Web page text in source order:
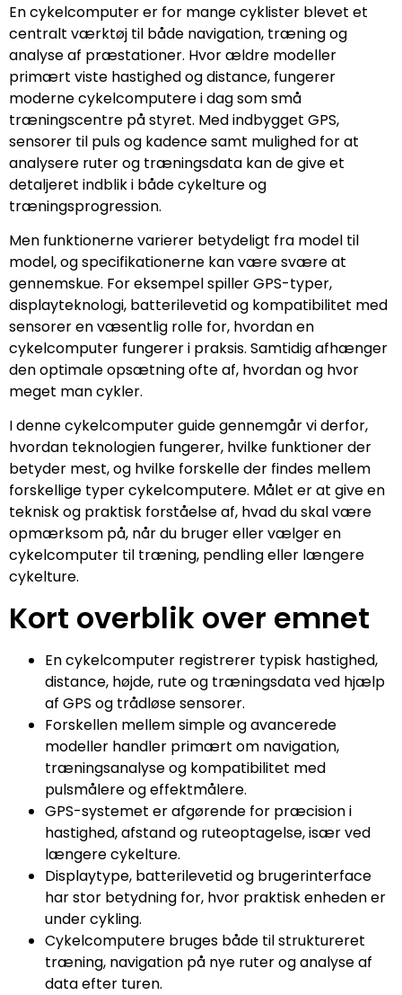
En cykelcomputer er for mange cyklister blevet et
centralt værktøj til både navigation, træning og
analyse af præstationer. Hvor ældre modeller
primært viste hastighed og distance, fungerer
moderne cykelcomputere i dag som små
træningscentre på styret. Med indbygget GPS,
sensorer til puls og kadence samt mulighed for at
analysere ruter og træningsdata kan de give et
detaljeret indblik i både cykelture og
træningsprogression.
Men funktionerne varierer betydeligt fra model til
model, og specifikationerne kan være svære at
gennemskue. For eksempel spiller GPS-typer,
displayteknologi, batterilevetid og kompatibilitet med
sensorer en væsentlig rolle for, hvordan en
cykelcomputer fungerer i praksis. Samtidig afhænger
den optimale opsætning ofte af, hvordan og hvor
meget man cykler.
I denne cykelcomputer guide gennemgår vi derfor,
hvordan teknologien fungerer, hvilke funktioner der
betyder mest, og hvilke forskelle der findes mellem
forskellige typer cykelcomputere. Målet er at give en
teknisk og praktisk forståelse af, hvad du skal være
opmærksom på, når du bruger eller vælger en
cykelcomputer til træning, pendling eller længere
cykelture.
Kort overblik over emnet
En cykelcomputer registrerer typisk hastighed,
distance, højde, rute og træningsdata ved hjælp
af GPS og trådløse sensorer.
Forskellen mellem simple og avancerede
modeller handler primært om navigation,
træningsanalyse og kompatibilitet med
pulsmålere og effektmålere.
GPS-systemet er afgørende for præcision i
hastighed, afstand og ruteoptagelse, især ved
længere cykelture.
Displaytype, batterilevetid og brugerinterface
har stor betydning for, hvor praktisk enheden er
under cykling.
Cykelcomputere bruges både til struktureret
træning, navigation på nye ruter og analyse af
data efter turen.